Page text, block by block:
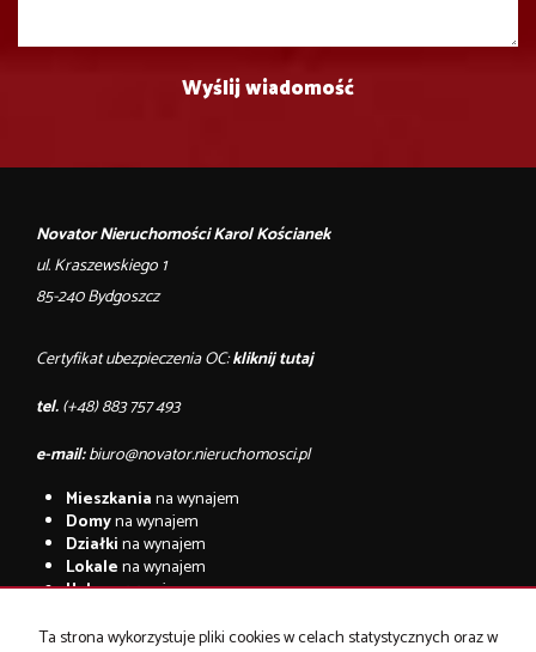
Novator Nieruchomości Karol Kościanek
ul. Kraszewskiego 1
85-240 Bydgoszcz
Certyfikat ubezpieczenia OC:kliknij tutaj
tel.(+48) 883 757 493
e-mail:biuro@novator.nieruchomosci.pl
Mieszkaniana wynajem
Domyna wynajem
Działkina wynajem
Lokalena wynajem
Halena wynajem
Ta strona wykorzystuje pliki cookies w celach statystycznych oraz w